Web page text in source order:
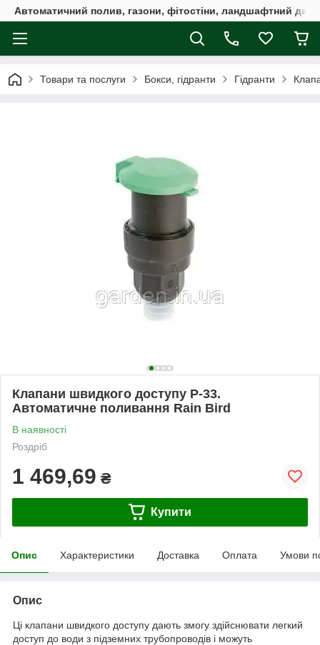
Автоматичний полив, газони, фітостіни, ландшафтний
Товари та послуги Бокси, гідранти Гідранти
Клапани швидкого доступу P-33.
Автоматичне поливання Rain Bird
В наявності
Роздріб
1 469,69 ₴
Купити
Опис Характеристики Доставка Оплата Умови
Опис
Ці клапани швидкого доступу дають змогу здійснювати легкий
доступ до води з підземних трубопроводів і можуть